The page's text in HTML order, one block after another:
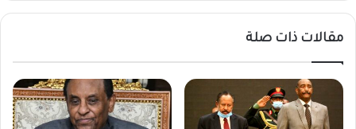
مقالات ذات صلة